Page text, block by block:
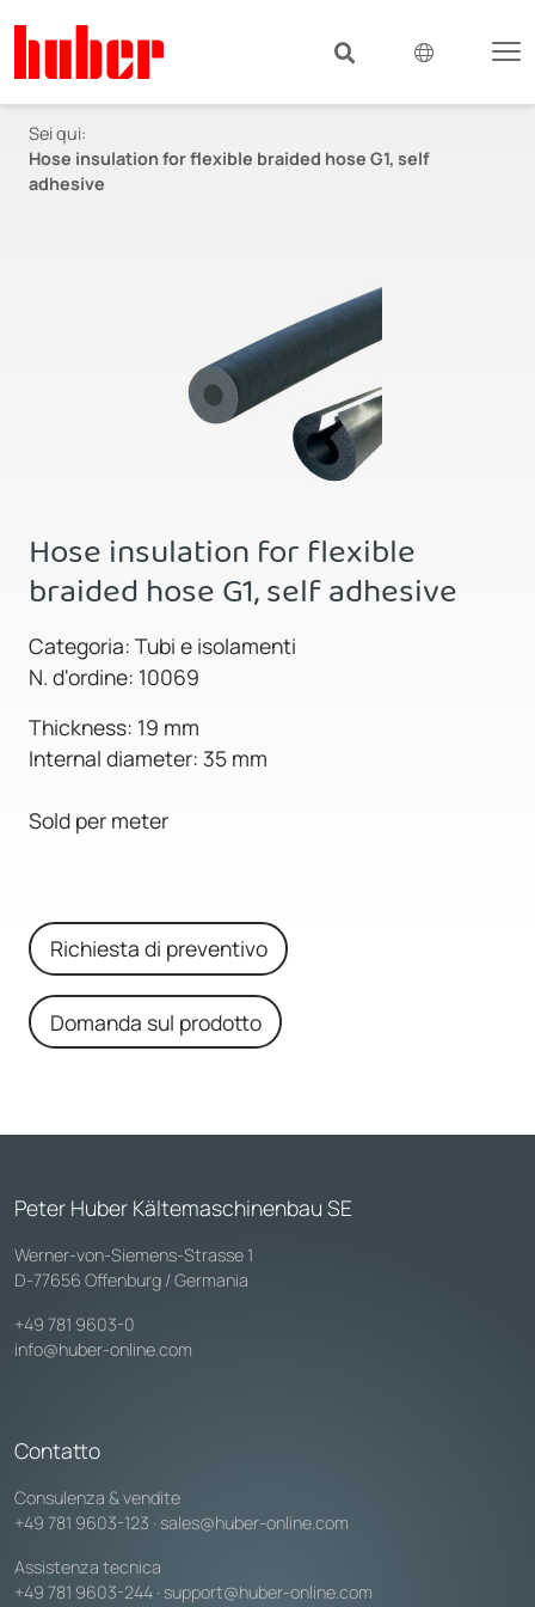
Sei qui:
Hose insulation for flexible braided hose G1, self
adhesive
Hose insulation for flexible
braided hose G1, self adhesive
Categoria: Tubi e isolamenti
N. d'ordine: 10069
Thickness: 19 mm
Internal diameter: 35 mm
Sold per meter
Richiesta di preventivo
Domanda sul prodotto
Peter Huber Kältemaschinenbau SE
Werner-von-Siemens-Strasse 1
D-77656 Offenburg / Germania
+49 781 9603-0
info@huber-online.com
Contatto
Consulenza & vendite
+49 781 9603-123 · sales@huber-online.com
Assistenza tecnica
+49 781 9603-244 · support@huber-online.com